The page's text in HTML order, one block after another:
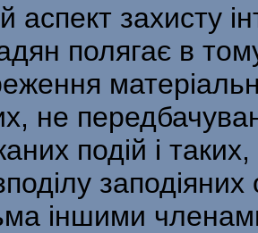
аспект захисту
полягає в
не
подій і
іншими